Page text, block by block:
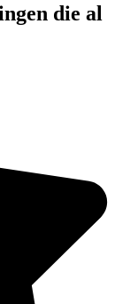
die al